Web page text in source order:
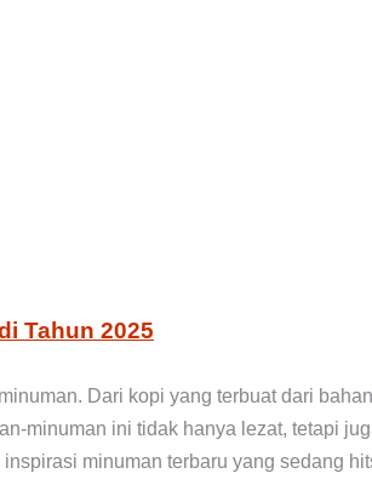
Tahun 2025
Dari kopi yang terbuat dari
minuman ini tidak hanya lezat, tetapi
minuman terbaru yang sedang